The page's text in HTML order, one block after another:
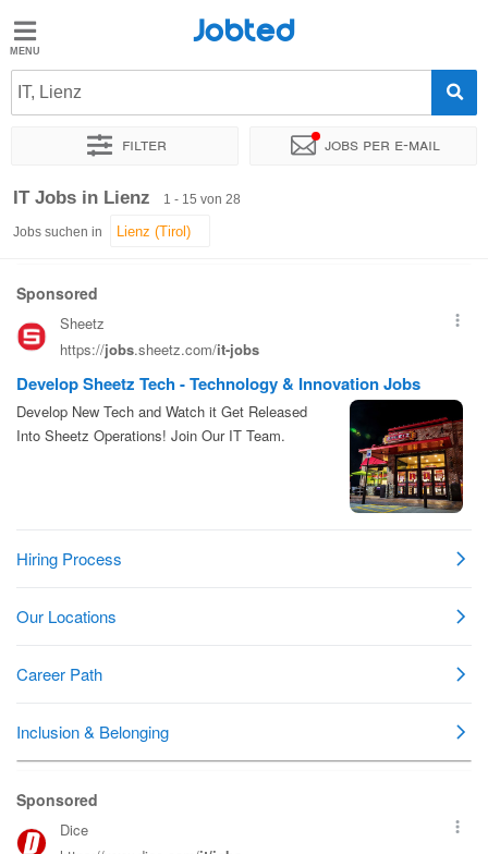
Jobted
Jobs
Jobted
IT, Lienz
Filter Jobs per e-mail
Sortieren nach Genauer Standort
IT Jobs in Lienz 1 - 15 von 28
Jobs suchen in